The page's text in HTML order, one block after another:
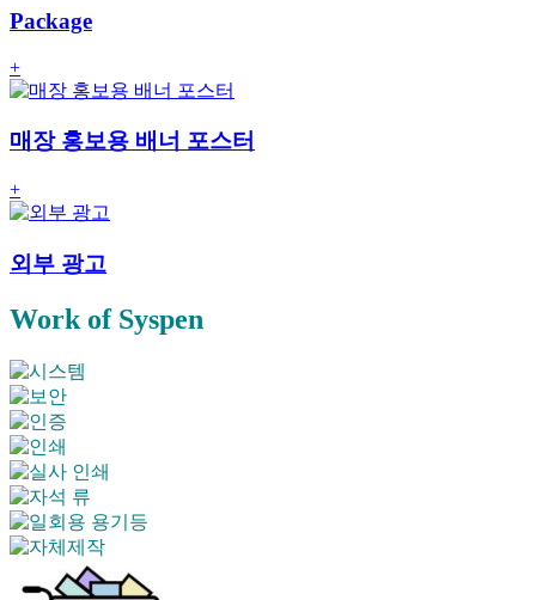
Package
+
매장 홍보용 배너 포스터
+
외부 광고
Work of Syspen